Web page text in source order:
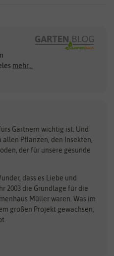
Clever Pots
COMPO
Dürr-Samen
Feldsaaten Freudenberger
Fertil
Flora Elite
mehr...
Gärtnern wichtig ist. Und
allen Pflanzen, den Insekten,
der für unsere gesunde
dass es Liebe und
2003 die Grundlage für die
Müller waren. Was im
großen Projekt gewachsen,